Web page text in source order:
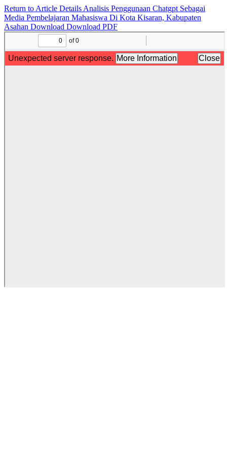
Return to Article Details Analisis Penggunaan Chatgpt Sebagai
Media Pembelajaran Mahasiswa Di Kota Kisaran, Kabupaten
Asahan Download Download PDF